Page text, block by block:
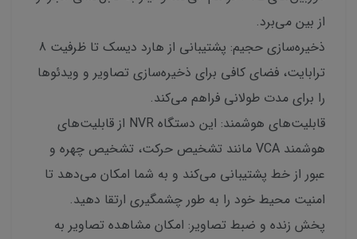
از بین می‌برد.
ذخیره‌سازی حجیم: پشتیبانی از هارد دیسک تا ظرفیت 8
ترابایت، فضای کافی برای ذخیره‌سازی تصاویر و ویدئوها
را برای مدت طولانی فراهم می‌کند.
قابلیت‌های هوشمند: این دستگاه NVR از قابلیت‌های
هوشمند VCA مانند تشخیص حرکت، تشخیص چهره و
عبور از خط پشتیبانی می‌کند و به شما امکان می‌دهد تا
امنیت محیط خود را به طور چشمگیری ارتقا دهید.
پخش زنده و ضبط تصاویر: امکان مشاهده تصاویر به